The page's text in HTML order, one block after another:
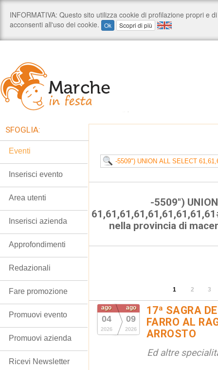
-5509")
nella provincia di
1 2 3
ago
04
2026
ago
09
2026
17ª SAGRA
FARRO AL
ARROSTO
Ed altre
SFOGLIA:
Eventi
Inserisci evento
Area utenti
Inserisci azienda
Approfondimenti
Redazionali
Fare promozione
Promuovi evento
Promuovi azienda
Ricevi Newsletter